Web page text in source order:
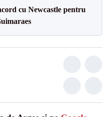
cu Newcastle pentru